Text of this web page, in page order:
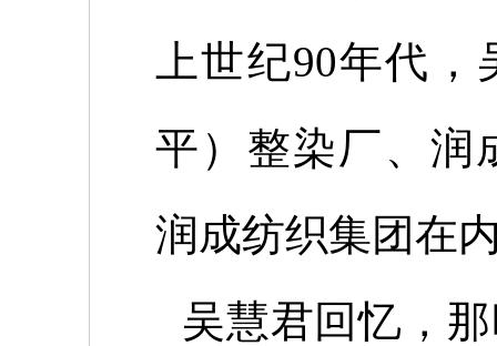
上世纪90年代，
平）整染厂、润
润成纺织集团在
吴慧君回忆，